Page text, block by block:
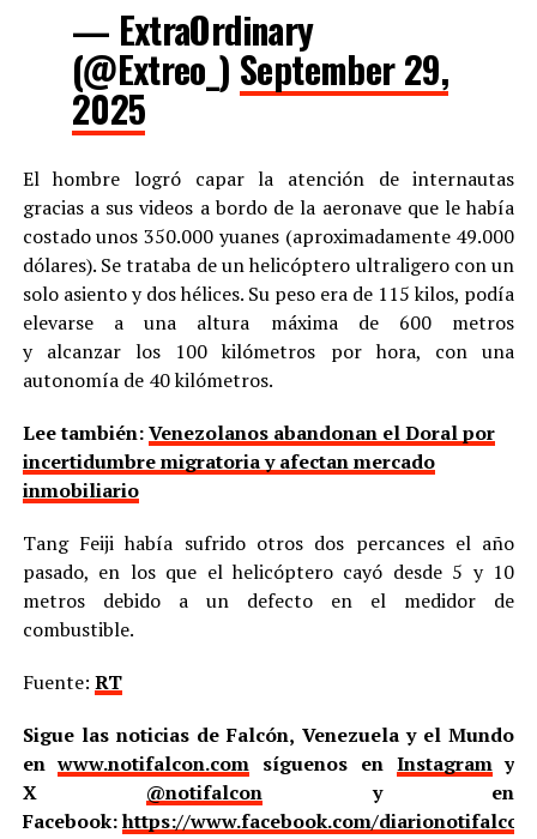
— ExtraOrdinary
(@Extreo_) September 29,
2025
El hombre logró capar la atención de internautas
gracias a sus videos a bordo de la aeronave que le había
costado unos 350.000 yuanes (aproximadamente 49.000
dólares). Se trataba de un helicóptero ultraligero con un
solo asiento y dos hélices. Su peso era de 115 kilos, podía
elevarse a una altura máxima de 600 metros
y alcanzar los 100 kilómetros por hora, con una
autonomía de 40 kilómetros.
Lee también:Venezolanos abandonan el Doral por
incertidumbre migratoria y afectan mercado
inmobiliario
Tang Feiji había sufrido otros dos percances el año
pasado, en los que el helicóptero cayó desde 5 y 10
metros debido a un defecto en el medidor de
combustible.
Fuente: RT
Sigue las noticias de Falcón, Venezuela y el Mundo
enwww.notifalcon.com síguenos en Instagramy
X @notifalcon y en
Facebook:https://www.facebook.com/